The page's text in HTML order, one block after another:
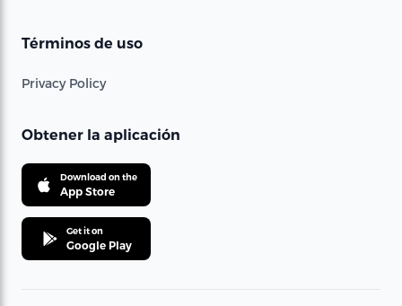
Términos de uso
Privacy Policy
Obtener la aplicación
Download on the
App Store
Get it on
Google Play